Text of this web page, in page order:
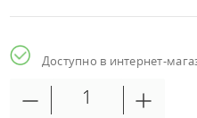
Доступно в интернет-